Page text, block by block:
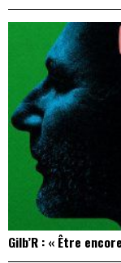
Gilb’R : « Être